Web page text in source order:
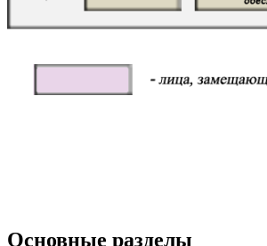
Основные разделы